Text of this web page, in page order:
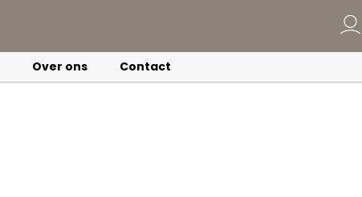
Over ons Contact